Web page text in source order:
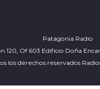
Patagonia Radio
120, Of 603 Edificio Doña
los derechos reservados